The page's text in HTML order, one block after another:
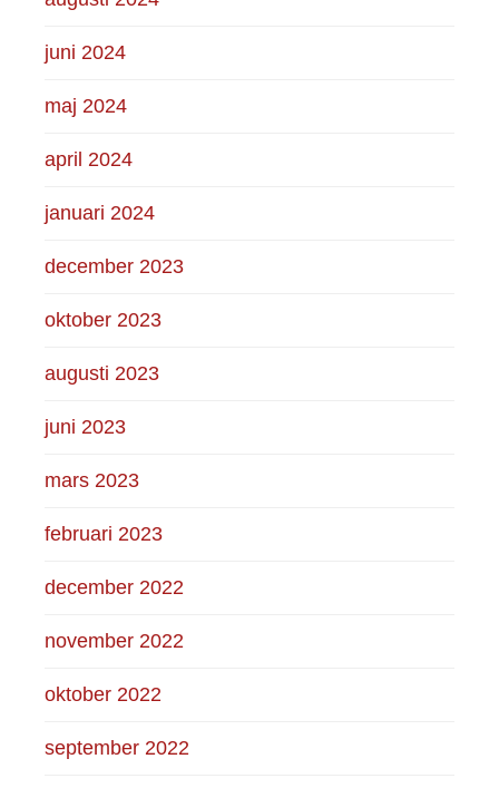
juni 2024
maj 2024
april 2024
januari 2024
december 2023
oktober 2023
augusti 2023
juni 2023
mars 2023
februari 2023
december 2022
november 2022
oktober 2022
september 2022